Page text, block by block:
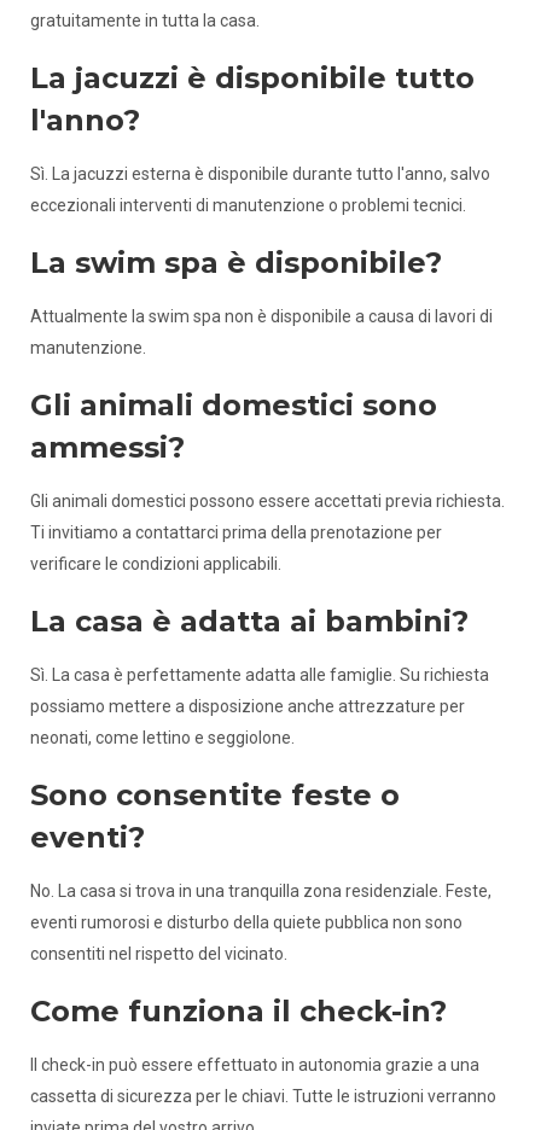
gratuitamente in tutta la casa.
La jacuzzi è disponibile tutto
l'anno?
Sì. La jacuzzi esterna è disponibile durante tutto l'anno, salvo
eccezionali interventi di manutenzione o problemi tecnici.
La swim spa è disponibile?
Attualmente la swim spa non è disponibile a causa di lavori di
manutenzione.
Gli animali domestici sono
ammessi?
Gli animali domestici possono essere accettati previa richiesta.
Ti invitiamo a contattarci prima della prenotazione per
verificare le condizioni applicabili.
La casa è adatta ai bambini?
Sì. La casa è perfettamente adatta alle famiglie. Su richiesta
possiamo mettere a disposizione anche attrezzature per
neonati, come lettino e seggiolone.
Sono consentite feste o
eventi?
No. La casa si trova in una tranquilla zona residenziale. Feste,
eventi rumorosi e disturbo della quiete pubblica non sono
consentiti nel rispetto del vicinato.
Come funziona il check-in?
Il check-in può essere effettuato in autonomia grazie a una
cassetta di sicurezza per le chiavi. Tutte le istruzioni verranno